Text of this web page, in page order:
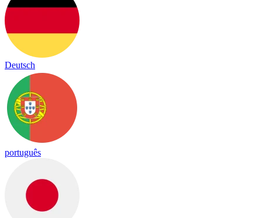
Deutsch
português